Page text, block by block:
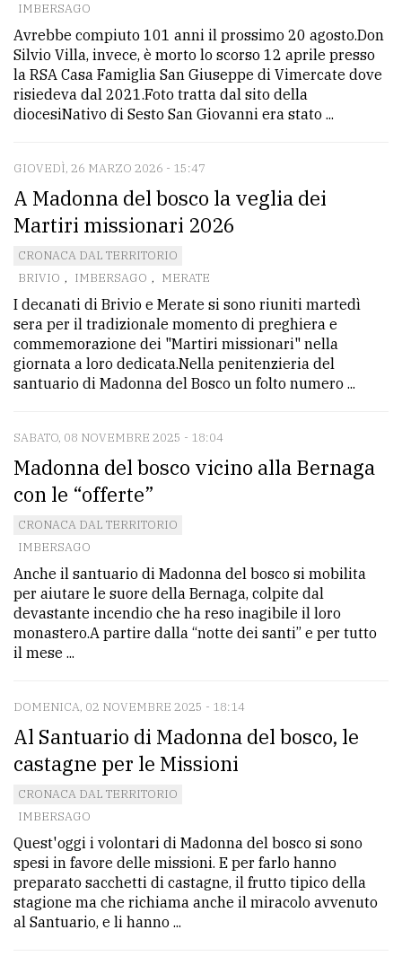
IMBERSAGO
Avrebbe compiuto 101 anni il prossimo 20 agosto.Don
Silvio Villa, invece, è morto lo scorso 12 aprile presso
la RSA Casa Famiglia San Giuseppe di Vimercate dove
risiedeva dal 2021.Foto tratta dal sito della
diocesiNativo di Sesto San Giovanni era stato ...
GIOVEDÌ, 26 MARZO 2026 - 15:47
A Madonna del bosco la veglia dei
Martiri missionari 2026
CRONACA DAL TERRITORIO
BRIVIO , IMBERSAGO , MERATE
I decanati di Brivio e Merate si sono riuniti martedì
sera per il tradizionale momento di preghiera e
commemorazione dei "Martiri missionari" nella
giornata a loro dedicata.Nella penitenzieria del
santuario di Madonna del Bosco un folto numero ...
SABATO, 08 NOVEMBRE 2025 - 18:04
Madonna del bosco vicino alla Bernaga
con le “offerte”
CRONACA DAL TERRITORIO
IMBERSAGO
Anche il santuario di Madonna del bosco si mobilita
per aiutare le suore della Bernaga, colpite dal
devastante incendio che ha reso inagibile il loro
monastero.A partire dalla “notte dei santi” e per tutto
il mese ...
DOMENICA, 02 NOVEMBRE 2025 - 18:14
Al Santuario di Madonna del bosco, le
castagne per le Missioni
CRONACA DAL TERRITORIO
IMBERSAGO
Quest'oggi i volontari di Madonna del bosco si sono
spesi in favore delle missioni. E per farlo hanno
preparato sacchetti di castagne, il frutto tipico della
stagione ma che richiama anche il miracolo avvenuto
al Santuario, e li hanno ...